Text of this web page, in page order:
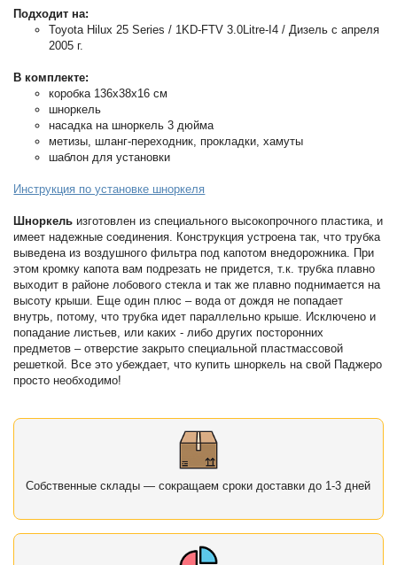
Подходит на:
Toyota Hilux 25 Series / 1KD-FTV 3.0Litre-I4 / Дизель с апреля
2005 г.
В комплекте:
коробка 136х38x16 см
шноркель
насадка на шноркель 3 дюйма
метизы, шланг-переходник, прокладки, хамуты
шаблон для установки
Инструкция по установке шноркеля
Шноркель изготовлен из специального высокопрочного пластика, и
имеет надежные соединения. Конструкция устроена так, что трубка
выведена из воздушного фильтра под капотом внедорожника. При
этом кромку капота вам подрезать не придется, т.к. трубка плавно
выходит в районе лобового стекла и так же плавно поднимается на
высоту крыши. Еще один плюс – вода от дождя не попадает
внутрь, потому, что трубка идет параллельно крыше. Исключено и
попадание листьев, или каких - либо других посторонних
предметов – отверстие закрыто специальной пластмассовой
решеткой. Все это убеждает, что купить шноркель на свой Паджеро
просто необходимо!
Собственные склады — сокращаем сроки доставки до 1-3 дней